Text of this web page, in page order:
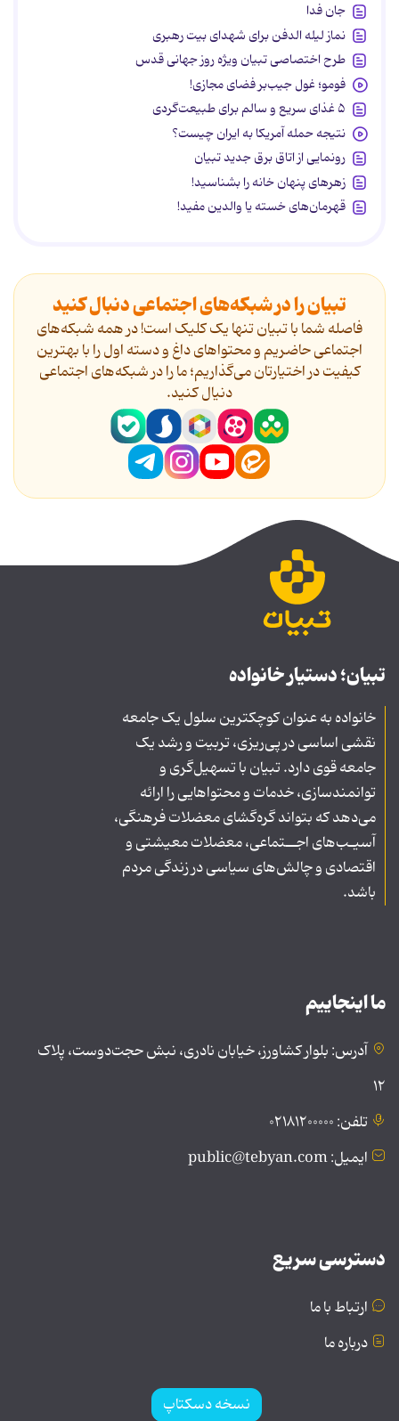
جان فدا
نماز لیله الدفن برای شهدای بیت رهبری
طرح اختصاصی تبیان ویژه روز جهانی قدس
فومو؛ غول جیب‌بر فضای مجازی!
۵ غذای سریع و سالم برای طبیعت‌گردی
نتیجه حمله آمریکا به ایران چیست؟
رونمایی از اتاق برق جدید تبیان
زهرهای پنهان خانه را بشناسید!
قهرمان‌های خسته یا والدین مفید!
تبیان را در شبکه‌های اجتماعی دنبال کنید
فاصله شما با تبیان تنها یک کلیک است! در همه شبکه‌های
اجتماعی حاضریم و محتواهای داغ و دسته اول را با بهترین
کیفیت در اختیارتان می‌گذاریم؛ ما را در شبکه‌های اجتماعی
دنیال کنید.
تبیان؛ دستیار خانواده
خانواده به عنوان کوچکترین سلول یک جامعه
نقشی اساسی در پی‌ریزی، تربیت و رشد یک
جامعه قوی دارد. تبیان با تسهیل‌گری و
توانمندسازی، خدمات و محتواهایی را ارائه
می‌دهد که بتواند گره‌گشای معضلات فرهنگی،
آسیـب‌های اجــتماعی، معضلات معیشتی و
اقتصادی و چالش‌های سیاسی در زندگی مردم
باشد.
ما اینجاییم
آدرس: بلوار کشاورز، خیابان نادری، نبش حجت‌دوست، پلاک
۱۲
تلفن: ۰۲۱۸۱۲۰۰۰۰۰
ایمیل: public@tebyan.com
دسترسی سریع
ارتباط با ما
درباره ما
نسخه دسکتاپ